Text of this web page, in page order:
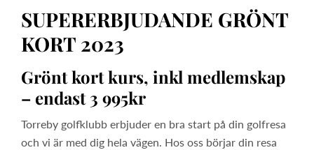
SUPERERBJUDANDE GRÖNT
KORT 2023
Grönt kort kurs, inkl medlemskap
– endast 3 995kr
Torreby golfklubb erbjuder en bra start på din golfresa
och vi är med dig hela vägen. Hos oss börjar din resa